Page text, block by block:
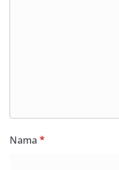
Nama *